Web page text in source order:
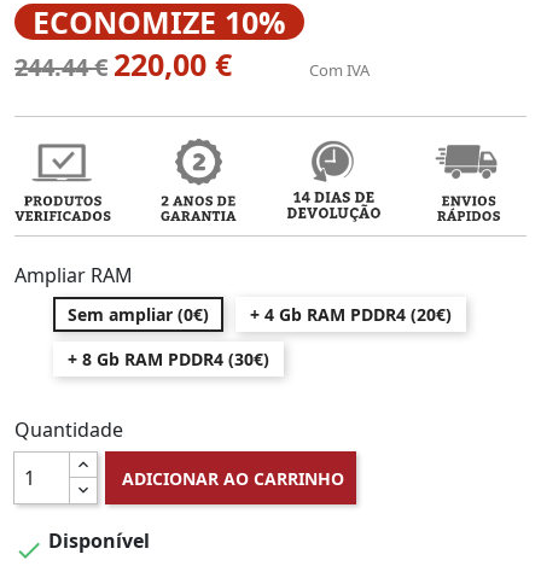
ECONOMIZE 10%
244.44 € 220,00 € Com IVA
Ampliar RAM
Sem ampliar (0€)
+ 4 Gb RAM PDDR4 (20€)
+ 8 Gb RAM PDDR4 (30€)
Quantidade
ADICIONAR AO CARRINHO
 Disponível